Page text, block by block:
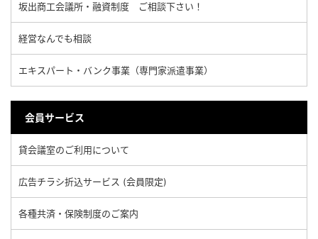
坂出商工会議所・融資制度 ご相談下さい！
経営なんでも相談
エキスパート・バンク事業（専門家派遣事業）
会員サービス
貸会議室のご利用について
広告チラシ折込サービス (会員限定)
各種共済・保険制度のご案内